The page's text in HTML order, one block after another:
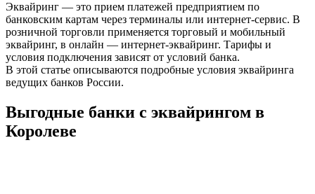
Эквайринг — это прием платежей предприятием по
банковским картам через терминалы или интернет-сервис. В
розничной торговли применяется торговый и мобильный
эквайринг, в онлайн — интернет-эквайринг. Тарифы и
условия подключения зависят от условий банка.
В этой статье описываются подробные условия эквайринга
ведущих банков России.
Выгодные банки с эквайрингом в
Королеве